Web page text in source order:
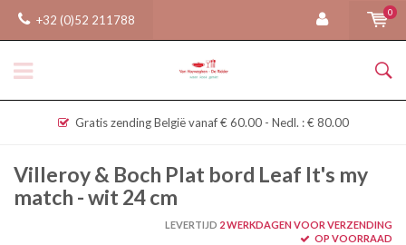
+32 (0)52 211788
0
Gratis zending België vanaf € 60.00 - Nedl. : € 80.00
Villeroy & Boch Plat bord Leaf It's my
match - wit 24 cm
LEVERTIJD 2 WERKDAGEN VOOR VERZENDING
OP VOORRAAD